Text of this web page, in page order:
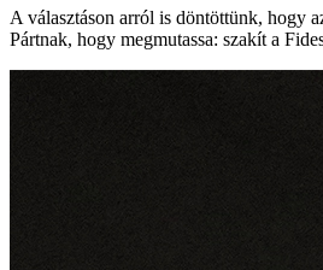
A választáson arról is döntöttünk, hogy
Pártnak, hogy megmutassa: szakít a